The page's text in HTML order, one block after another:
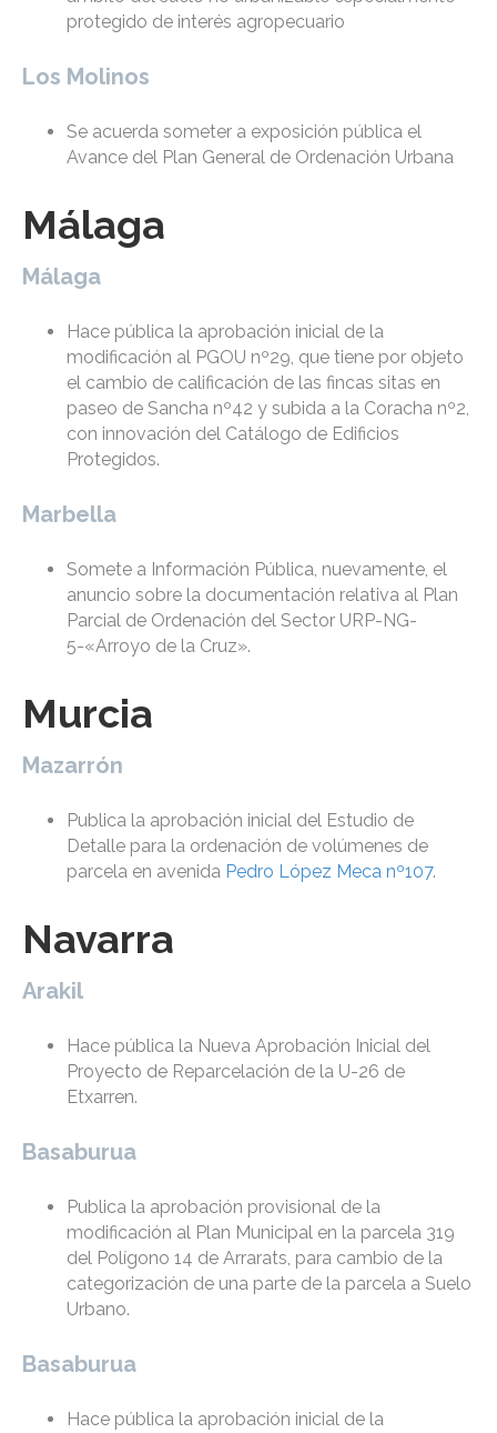
protegido de interés agropecuario
Los Molinos
Se acuerda someter a exposición pública el
Avance del Plan General de Ordenación Urbana
Málaga
Málaga
Hace pública la aprobación inicial de la
modificación al PGOU nº29, que tiene por objeto
el cambio de calificación de las fincas sitas en
paseo de Sancha nº42 y subida a la Coracha nº2,
con innovación del Catálogo de Edificios
Protegidos.
Marbella
Somete a Información Pública, nuevamente, el
anuncio sobre la documentación relativa al Plan
Parcial de Ordenación del Sector URP-NG-
5-«Arroyo de la Cruz».
Murcia
Mazarrón
Publica la aprobación inicial del Estudio de
Detalle para la ordenación de volúmenes de
parcela en avenida Pedro López Meca nº107.
Navarra
Arakil
Hace pública la Nueva Aprobación Inicial del
Proyecto de Reparcelación de la U-26 de
Etxarren.
Basaburua
Publica la aprobación provisional de la
modificación al Plan Municipal en la parcela 319
del Polígono 14 de Arrarats, para cambio de la
categorización de una parte de la parcela a Suelo
Urbano.
Basaburua
Hace pública la aprobación inicial de la